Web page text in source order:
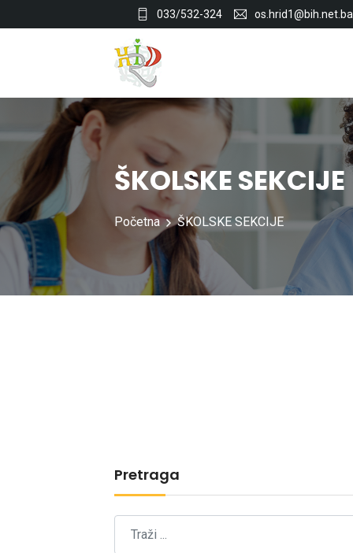
033/532-324 os.hrid1@bih.net.ba
ŠKOLSKE SEKCIJE
Početna ŠKOLSKE SEKCIJE
Pretraga